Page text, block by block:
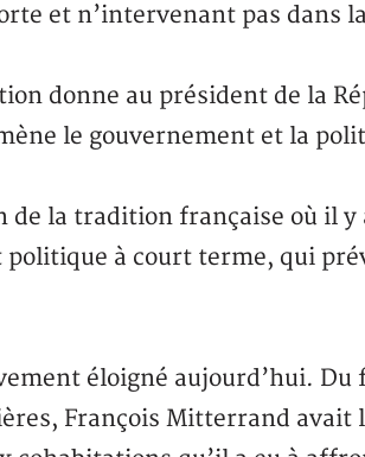
et n’intervenant pas dans
donne au président de la
le gouvernement et la
de la tradition française où il y
politique à court terme, qui
éloigné aujourd’hui.
François Mitterrand